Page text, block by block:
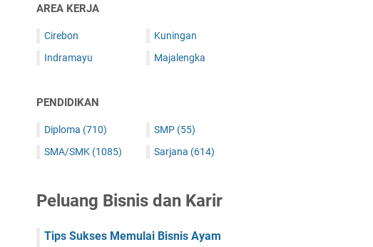
AREA KERJA
Cirebon
Indramayu
Kuningan
Majalengka
PENDIDIKAN
Diploma (710)
SMA/SMK (1085)
SMP (55)
Sarjana (614)
Peluang Bisnis dan Karir
Tips Sukses Memulai Bisnis Ayam